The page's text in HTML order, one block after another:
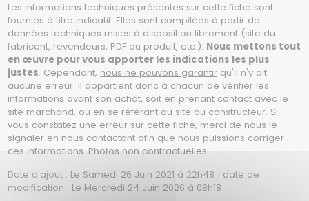
Les informations techniques présentes sur cette fiche sont
fournies à titre indicatif. Elles sont compilées à partir de
données techniques mises à disposition librement (site du
fabricant, revendeurs, PDF du produit, etc.). Nous mettons tout
en œuvre pour vous apporter les indications les plus
justes. Cependant, nous ne pouvons garantir qu'il n'y ait
aucune erreur. Il appartient donc à chacun de vérifier les
informations avant son achat, soit en prenant contact avec le
site marchand, ou en se référant au site du constructeur. Si
vous constatez une erreur sur cette fiche, merci de nous le
signaler en nous contactant afin que nous puissions corriger
ces informations. Photos non contractuelles.
Date d'ajout : Le Samedi 26 Juin 2021 à 22h48 | date de
modification : Le Mercredi 24 Juin 2026 à 08h18